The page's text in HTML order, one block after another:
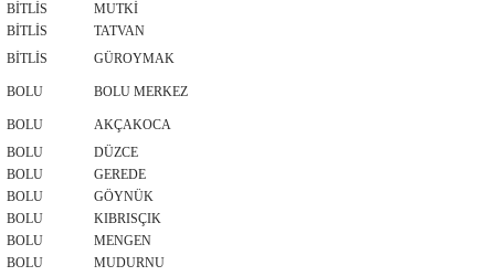
BİTLİS
MUTKİ
BİTLİS
TATVAN
BİTLİS
GÜROYMAK
BOLU BOLU MERKEZ
BOLU
AKÇAKOCA
BOLU
DÜZCE
BOLU
GEREDE
BOLU
GÖYNÜK
BOLU
KIBRISÇIK
BOLU
MENGEN
BOLU
MUDURNU